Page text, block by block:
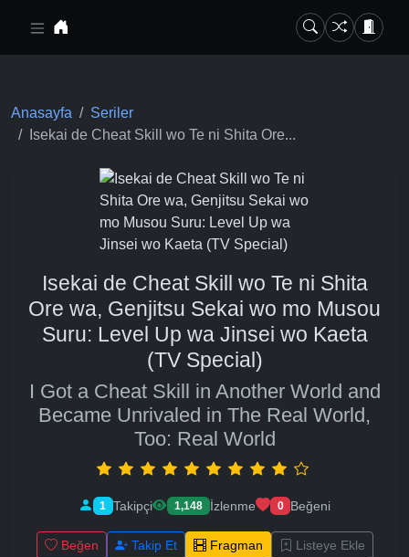
Anasayfa
Seriler
Isekai de Cheat Skill wo Te ni Shita Ore...
Isekai de Cheat Skill wo Te ni Shita
Ore wa, Genjitsu Sekai wo mo Musou
Suru: Level Up wa Jinsei wo Kaeta
(TV Special)
I Got a Cheat Skill in Another World and
Became Unrivaled in The Real World,
Too: Real World
1 Takipçi 1,148 İzlenme 0 Beğeni
Beğen Takip Et Fragman Listeye Ekle